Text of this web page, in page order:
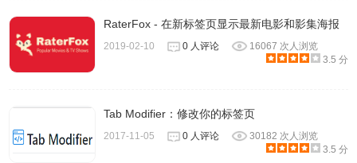
RaterFox - 在新标签页显示最新电影和影集海报
2019-02-10 0 人评论
16067 次人浏览
3.5 分
Tab Modifier：修改你的标签页
2017-11-05 0 人评论
30182 次人浏览
3.5 分